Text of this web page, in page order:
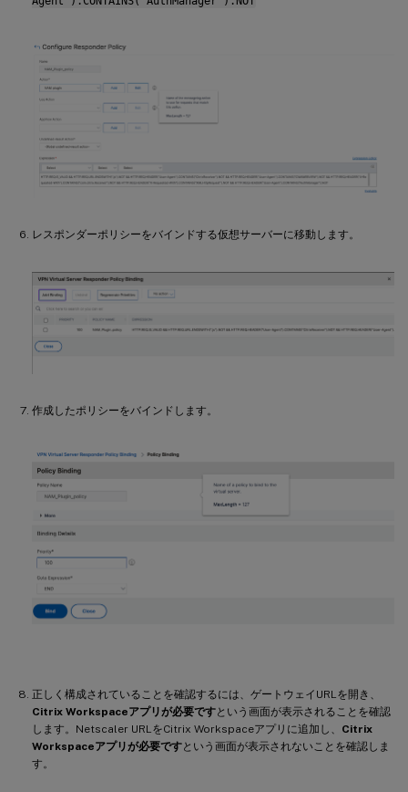
レスポンダーポリシーをバインドする仮想サーバーに移動します。
作成したポリシーをバインドします。
正しく構成されていることを確認するには、ゲートウェイURLを開き、
Citrix Workspaceアプリが必要ですという画面が表示されることを確認
します。Netscaler URLをCitrix Workspaceアプリに追加し、 Citrix
Workspaceアプリが必要ですという画面が表示されないことを確認しま
す。